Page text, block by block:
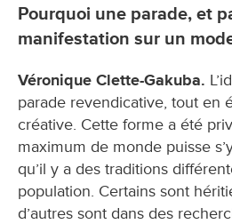
Pourquoi une parade, et
manifestation sur un
Véronique Clette-Gakuba.
parade revendicative, tout en
créative. Cette forme a été
maximum de monde puisse
qu’il y a des traditions
population. Certains sont
d’autres sont dans des